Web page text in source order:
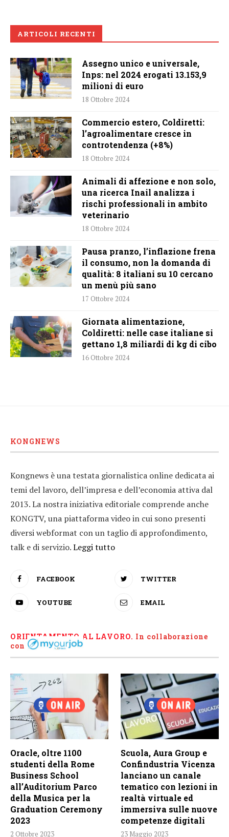
ARTICOLI RECENTI
Assegno unico e universale,
Inps: nel 2024 erogati 13.153,9
milioni di euro
18 Ottobre 2024
Commercio estero, Coldiretti:
l’agroalimentare cresce in
controtendenza (+8%)
18 Ottobre 2024
Animali di affezione e non solo,
una ricerca Inail analizza i
rischi professionali in ambito
veterinario
18 Ottobre 2024
Pausa pranzo, l’inflazione frena
il consumo, non la domanda di
qualità: 8 italiani su 10 cercano
un menù più sano
17 Ottobre 2024
Giornata alimentazione,
Coldiretti: nelle case italiane si
gettano 1,8 miliardi di kg di cibo
16 Ottobre 2024
KONGNEWS
Kongnews è una testata giornalistica online dedicata ai
temi del lavoro, dell’impresa e dell’economia attiva dal
2013. La nostra iniziativa editoriale comprende anche
KONGTV, una piattaforma video in cui sono presenti
diversi webformat con un taglio di approfondimento,
talk e di servizio.Leggi tutto
FACEBOOK TWITTER
YOUTUBE EMAIL
ORIENTAMENTO AL LAVORO. In collaborazione
con
Oracle, oltre 1100
studenti della Rome
Business School
all’Auditorium Parco
della Musica per la
Graduation Ceremony
2023
2 Ottobre 2023
Scuola, Aura Group e
Confindustria Vicenza
lanciano un canale
tematico con lezioni in
realtà virtuale ed
immersiva sulle nuove
competenze digitali
23 Maggio 2023